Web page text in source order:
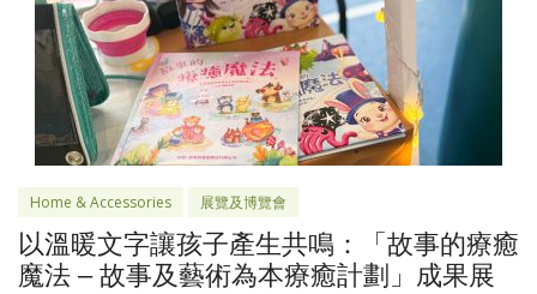
Home & Accessories 展覽及博覽會
以溫暖文字讓孩子產生共鳴：「故事的療癒
魔法 – 故事及藝術為本療癒計劃」成果展